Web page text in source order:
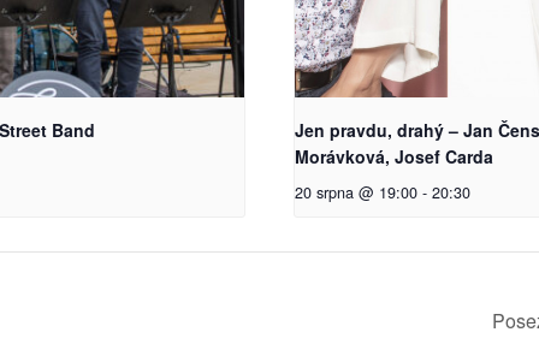
Band
Jen pravdu, drahý – Jan
Morávková, Josef Carda
20 srpna @ 19:00 - 20:30